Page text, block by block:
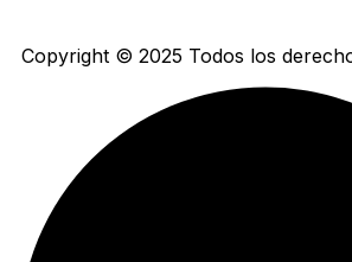
Copyright © 2025 Todos los